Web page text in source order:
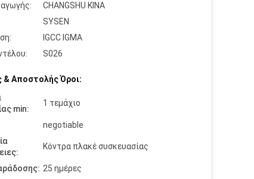
CHANGSHU ΚΙΝΑ
SYSEN
IGCC IGMA
S026
& Αποστολής Όροι:
min:
1 τεμάχιο
negotiable
Κόντρα πλακέ συσκευασίας
25 ημέρες